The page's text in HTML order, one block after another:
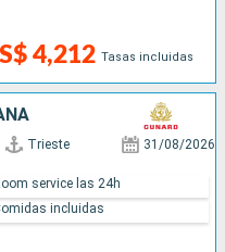
4,212 Tasas incluidas
Trieste 31/08/2026
service las 24h
incluidas